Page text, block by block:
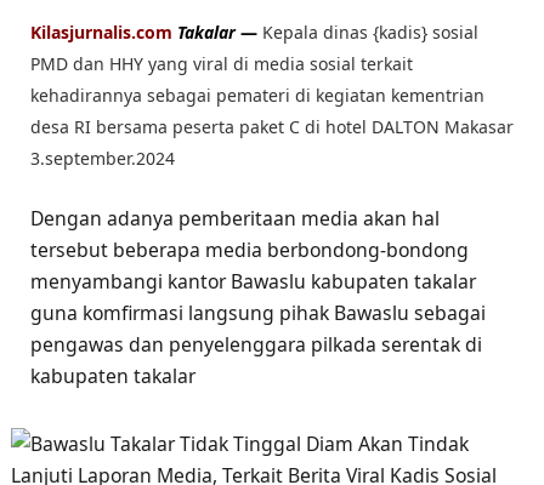
Kilasjurnalis.com Takalar— Kepala dinas {kadis} sosial
PMD dan HHY yang viral di media sosial terkait
kehadirannya sebagai pemateri di kegiatan kementrian
desa RI bersama peserta paket C di hotel DALTON Makasar
3.september.2024
Dengan adanya pemberitaan media akan hal
tersebut beberapa media berbondong-bondong
menyambangi kantor Bawaslu kabupaten takalar
guna komfirmasi langsung pihak Bawaslu sebagai
pengawas dan penyelenggara pilkada serentak di
kabupaten takalar